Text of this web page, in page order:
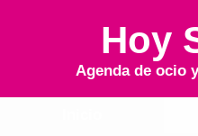
Hoy
Agenda de ocio